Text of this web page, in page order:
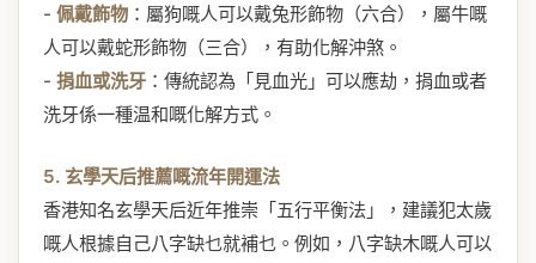
- 佩戴飾物 ：屬狗嘅人可以戴兔形飾物（六合），屬牛嘅
人可以戴蛇形飾物（三合），有助化解沖煞。
- 捐血或洗牙 ：傳統認為「見血光」可以應劫，捐血或者
洗牙係一種温和嘅化解方式。
5. 玄學天后推薦嘅流年開運法
香港知名玄學天后近年推崇「五行平衡法」，建議犯太歲
嘅人根據自己八字缺乜就補乜。例如，八字缺木嘅人可以